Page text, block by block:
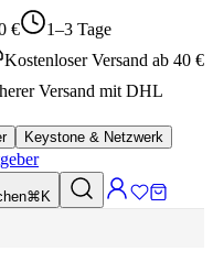
€
1–3 Tage
Kostenloser Versand ab 40 €
Versand mit DHL
Keystone & Netzwerk
⌘K